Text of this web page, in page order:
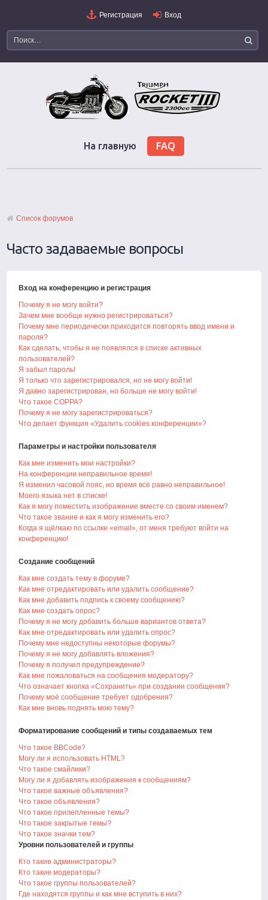
Регистрация Вход
На главную FAQ
Список форумов
Часто задаваемые вопросы
Вход на конференцию и регистрация
Почему я не могу войти?
Зачем мне вообще нужно регистрироваться?
Почему мне периодически приходится повторять ввод имени и
пароля?
Как сделать, чтобы я не появлялся в списке активных
пользователей?
Я забыл пароль!
Я только что зарегистрировался, но не могу войти!
Я давно зарегистрирован, но больше не могу войти!
Что такое COPPA?
Почему я не могу зарегистрироваться?
Что делает функция «Удалить cookies конференции»?
Параметры и настройки пользователя
Как мне изменить мои настройки?
На конференции неправильное время!
Я изменил часовой пояс, но время всё равно неправильное!
Моего языка нет в списке!
Как я могу поместить изображение вместе со своим именем?
Что такое звание и как я могу изменить его?
Когда я щёлкаю по ссылке «email», от меня требуют войти на
конференцию!
Создание сообщений
Как мне создать тему в форуме?
Как мне отредактировать или удалить сообщение?
Как мне добавить подпись к своему сообщению?
Как мне создать опрос?
Почему я не могу добавить больше вариантов ответа?
Как мне отредактировать или удалить опрос?
Почему мне недоступны некоторые форумы?
Почему я не могу добавлять вложения?
Почему я получил предупреждение?
Как мне пожаловаться на сообщения модератору?
Что означает кнопка «Сохранить» при создании сообщения?
Почему моё сообщение требует одобрения?
Как мне вновь поднять мою тему?
Форматирование сообщений и типы создаваемых тем
Что такое BBCode?
Могу ли я использовать HTML?
Что такое смайлики?
Могу ли я добавлять изображения к сообщениям?
Что такое важные объявления?
Что такое объявления?
Что такое прилепленные темы?
Что такое закрытые темы?
Что такое значки тем?
Уровни пользователей и группы
Кто такие администраторы?
Кто такие модераторы?
Что такое группы пользователей?
Где находятся группы и как мне вступить в них?